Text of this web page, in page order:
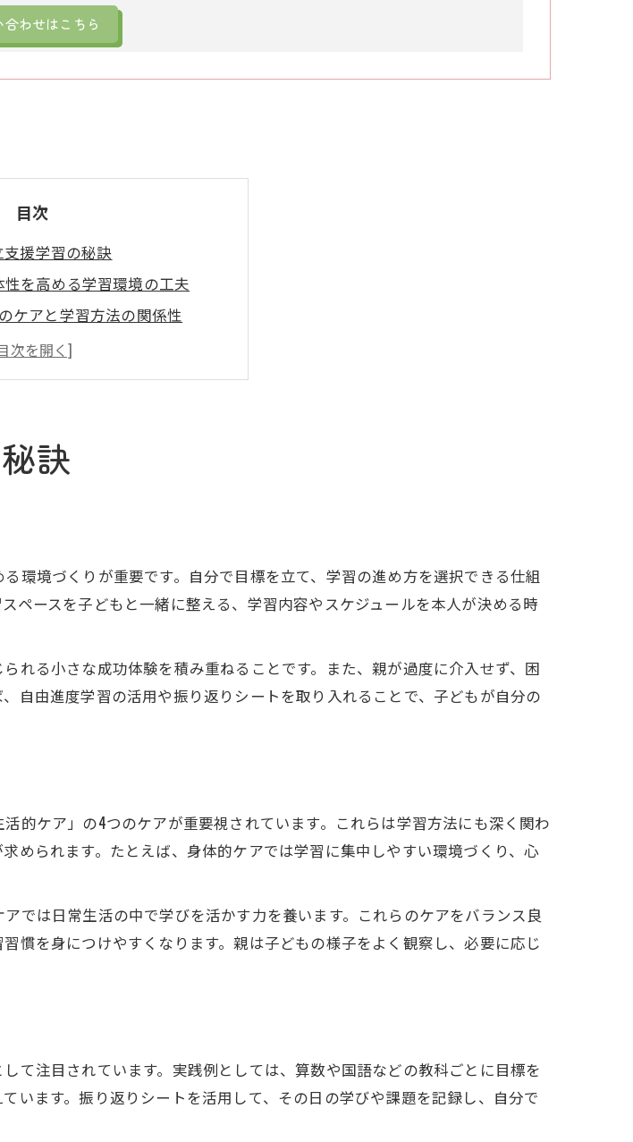
合わせはこちら
目次
援学習の秘訣
を高める学習環境の工夫
ケアと学習方法の関係性
取り入れた自立支援の実践例
どもの自己決定力の育て方
庭での学び方
実践するための基本手順
どもの自信を育てる理由
を活用した自立支援の進め方
習慣の作り方
識と学習習慣の関係
く学習スケジュール管理法
す家庭支援の実践例
た自由進度学習の始め方
進度学習と自立支援の工夫
り入れた成功事例を紹介
デメリットと自立支援での対策
習慣化を成功させる秘訣
自立支援学習の工夫とは
維持に役立つ自立支援の方法
訣
環境づくりが重要です。自分で目標を立て、学習の進め方を選択できる仕組
ペースを子どもと一緒に整える、学習内容やスケジュールを本人が決める時
れる小さな成功体験を積み重ねることです。また、親が過度に介入せず、困
自由進度学習の活用や振り返りシートを取り入れることで、子どもが自分の
的ケア」の4つのケアが重要視されています。これらは学習方法にも深く関わ
められます。たとえば、身体的ケアでは学習に集中しやすい環境づくり、心
では日常生活の中で学びを活かす力を養います。これらのケアをバランス良
慣を身につけやすくなります。親は子どもの様子をよく観察し、必要に応じ
て注目されています。実践例としては、算数や国語などの教科ごとに目標を
います。振り返りシートを活用して、その日の学びや課題を記録し、自分で